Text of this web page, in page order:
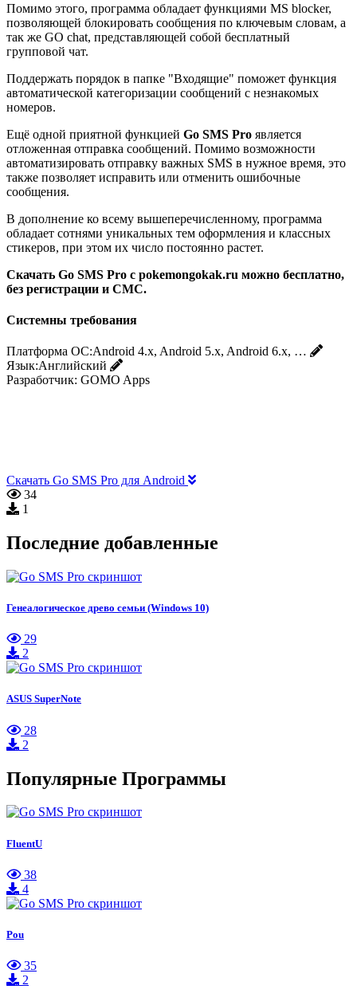
Помимо этого, программа обладает функциями MS blocker,
позволяющей блокировать сообщения по ключевым словам, а
так же GO chat, представляющей собой бесплатный
групповой чат.
Поддержать порядок в папке "Входящие" поможет функция
автоматической категоризации сообщений с незнакомых
номеров.
Ещё одной приятной функцией Go SMS Pro является
отложенная отправка сообщений. Помимо возможности
автоматизировать отправку важных SMS в нужное время, это
также позволяет исправить или отменить ошибочные
сообщения.
В дополнение ко всему вышеперечисленному, программа
обладает сотнями уникальных тем оформления и классных
стикеров, при этом их число постоянно растет.
Скачать Go SMS Pro с pokemongokak.ru можно бесплатно,
без регистрации и СМС.
Системны требования
Платформа ОС:Android 4.x, Android 5.x, Android 6.x, …
Язык:Английский
Разработчик: GOMO Apps
Скачать Go SMS Pro для Android
34
1
Последние добавленные
Генеалогическое древо семьи (Windows 10)
29
2
ASUS SuperNote
28
2
Популярные Программы
FluentU
38
4
Pou
35
2